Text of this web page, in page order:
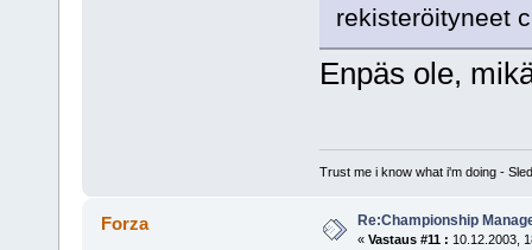
rekisteröityneet
Enpäs ole,
Trust me i know what i'm doing -
Forza Re:Championship
« Vastaus #11 : 10.12.2003,